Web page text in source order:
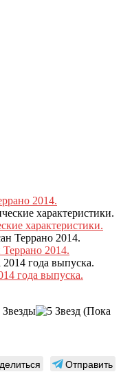
2014.
характеристики.
2014.
года выпуска.
(Пока
Отправить